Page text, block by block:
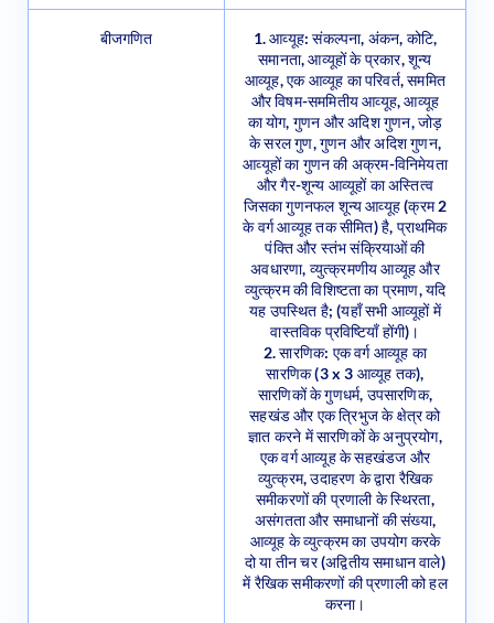
बीजगणित
1. आव्यूह: संकल्पना, अंकन, कोटि,
समानता, आव्यूहों के प्रकार, शून्य
आव्यूह, एक आव्यूह का परिवर्त, सममित
और विषम-सममितीय आव्यूह, आव्यूह
का योग, गुणन और अदिश गुणन, जोड़
के सरल गुण, गुणन और अदिश गुणन,
आव्यूहों का गुणन की अक्रम-विनिमेयता
और गैर-शून्य आव्यूहों का अस्तित्व
जिसका गुणनफल शून्य आव्यूह (क्रम 2
के वर्ग आव्यूह तक सीमित) है, प्राथमिक
पंक्ति और स्तंभ संक्रियाओं की
अवधारणा, व्युत्क्रमणीय आव्यूह और
व्युत्क्रम की विशिष्टता का प्रमाण, यदि
यह उपस्थित है; (यहाँ सभी आव्यूहों में
वास्तविक प्रविष्टियाँ होंगी)।
2. सारणिक: एक वर्ग आव्यूह का
सारणिक (3 x 3 आव्यूह तक),
सारणिकों के गुणधर्म, उपसारणिक,
सहखंड और एक त्रिभुज के क्षेत्र को
ज्ञात करने में सारणिकों के अनुप्रयोग,
एक वर्ग आव्यूह के सहखंडज और
व्युत्क्रम, उदाहरण के द्वारा रैखिक
समीकरणों की प्रणाली के स्थिरता,
असंगतता और समाधानों की संख्या,
आव्यूह के व्युत्क्रम का उपयोग करके
दो या तीन चर (अद्वितीय समाधान वाले)
में रैखिक समीकरणों की प्रणाली को हल
करना।